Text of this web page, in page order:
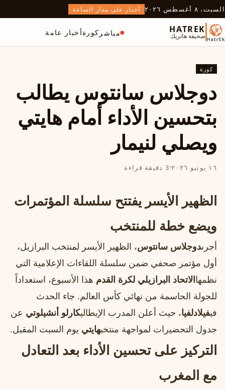
السبت، ٨ أغسطس ٢٠٢٦ أخبار على مدار الساعة
HATREK
صحيفة هاتريك مباشر كورةأخبار عامة
كورة
دوجلاس سانتوس يطالب
بتحسين الأداء أمام هايتي
ويصلي لنيمار
١٦ يونيو ٢٠٢٦ ·3 دقيقة قراءة
الظهير الأيسر يفتتح سلسلة المؤتمرات
ويضع خطة للمنتخب
أجرىدوجلاس سانتوس، الظهير الأيسر لمنتخب البرازيل،
أول مؤتمر صحفي ضمن سلسلة اللقاءات الإعلامية التي
نظمهاالاتحاد البرازيلي لكرة القدم هذا الأسبوع، استعداداً
للجولة الحاسمة من نهائي كأس العالم. جاء الحدث
فيفيلادلفيا، حيث أعلن المدرب الإيطاليكارلو أنشيلوتي عن
جدول التحضيرات لمواجهة منتخبهايتي يوم السبت المقبل.
التركيز على تحسين الأداء بعد التعادل
مع المغرب